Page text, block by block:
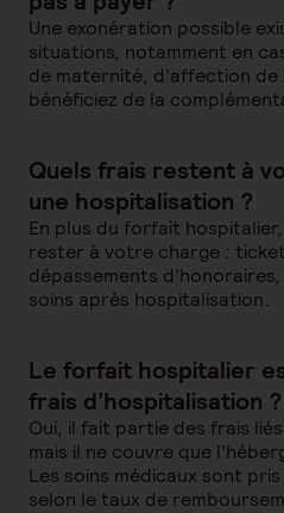
Une exonération possible
situations, notamment en
de maternité, d’affection de
bénéficiez de la
Quels frais restent à
une hospitalisation ?
En plus du forfait
rester à votre charge :
dépassements
soins après hospitalisation.
Le forfait hospitalier
frais d’hospitalisation ?
Oui, il fait partie des frais
mais il ne couvre que
Les soins médicaux sont
selon le taux de